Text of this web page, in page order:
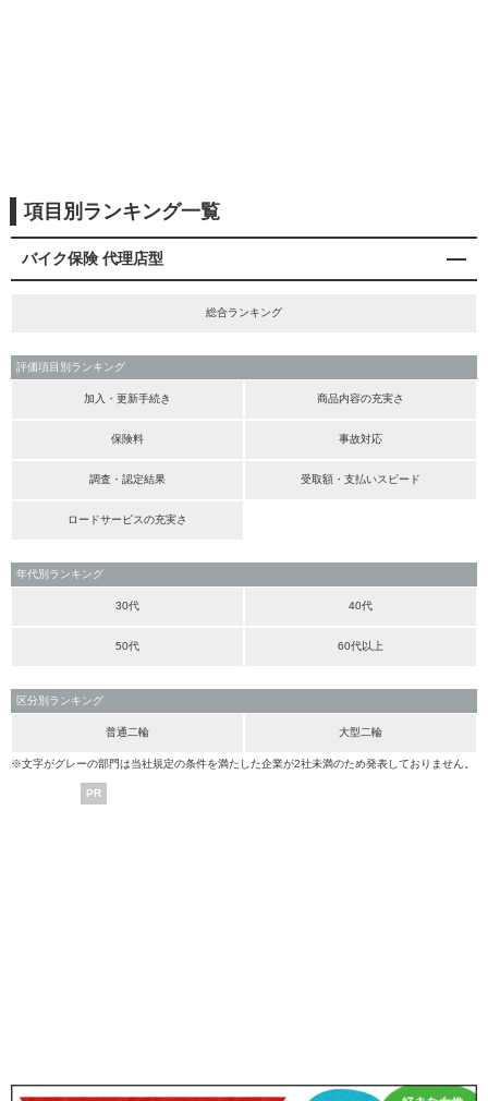
項目別ランキング一覧
バイク保険 代理店型
総合ランキング
評価項目別ランキング
加入・更新手続き 商品内容の充実さ
保険料 事故対応
調査・認定結果 受取額・支払いスピード
ロードサービスの充実さ
年代別ランキング
30代 40代
50代 60代以上
区分別ランキング
普通二輪 大型二輪
※文字がグレーの部門は当社規定の条件を満たした企業が2社未満のため発表しておりません。
PR